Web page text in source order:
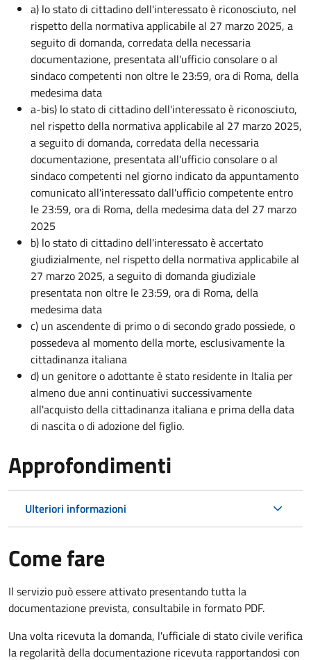
a) lo stato di cittadino dell'interessato è riconosciuto, nel
rispetto della normativa applicabile al 27 marzo 2025, a
seguito di domanda, corredata della necessaria
documentazione, presentata all'ufficio consolare o al
sindaco competenti non oltre le 23:59, ora di Roma, della
medesima data
a-bis) lo stato di cittadino dell'interessato è riconosciuto,
nel rispetto della normativa applicabile al 27 marzo 2025,
a seguito di domanda, corredata della necessaria
documentazione, presentata all'ufficio consolare o al
sindaco competenti nel giorno indicato da appuntamento
comunicato all'interessato dall'ufficio competente entro
le 23:59, ora di Roma, della medesima data del 27 marzo
2025
b) lo stato di cittadino dell'interessato è accertato
giudizialmente, nel rispetto della normativa applicabile al
27 marzo 2025, a seguito di domanda giudiziale
presentata non oltre le 23:59, ora di Roma, della
medesima data
c) un ascendente di primo o di secondo grado possiede, o
possedeva al momento della morte, esclusivamente la
cittadinanza italiana
d) un genitore o adottante è stato residente in Italia per
almeno due anni continuativi successivamente
all'acquisto della cittadinanza italiana e prima della data
di nascita o di adozione del figlio.
Approfondimenti
Ulteriori informazioni
Come fare
Il servizio può essere attivato presentando tutta la
documentazione prevista, consultabile in formato PDF.
Una volta ricevuta la domanda, l'ufficiale di stato civile verifica
la regolarità della documentazione ricevuta rapportandosi con